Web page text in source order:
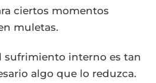
ciertos momentos
muletas.
sufrimiento interno es tan
algo que lo reduzca.